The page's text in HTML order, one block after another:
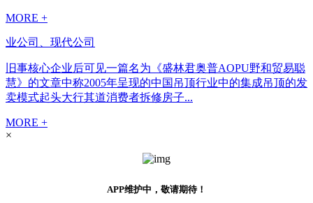
MORE +
业公司、现代公司
旧事核心企业后可见一篇名为《盛林君奥普AOPU野和贸易聪
慧》的文章中称2005年呈现的中国吊顶行业中的集成吊顶的发
卖模式起头大行其道消费者拆修房子...
MORE +
×
APP维护中，敬请期待！